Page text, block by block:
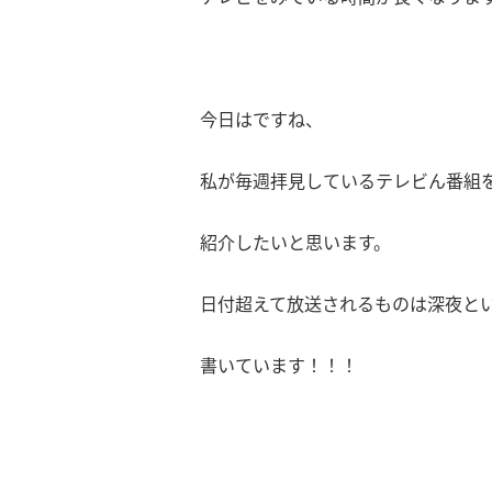
今日はですね、
私が毎週拝見しているテレビん番組
紹介したいと思います。
日付超えて放送されるものは深夜と
書いています！！！